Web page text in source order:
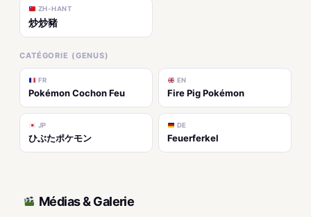
ZH-HANT
炒炒豬
CATÉGORIE (GENUS)
FR
Pokémon Cochon Feu
EN
Fire Pig Pokémon
JP
ひぶたポケモン
DE
Feuerferkel
Médias & Galerie